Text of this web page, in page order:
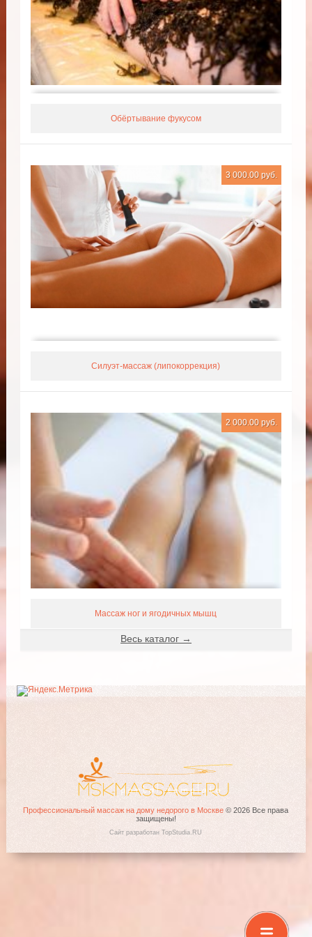
Обёртывание фукусом
Силуэт-массаж (липокоррекция)
3 000.00 руб.
Массаж ног и ягодичных мышц
2 000.00 руб.
Весь каталог →
Профессиональный маcсаж на дому недорого в Москве © 2026 Все права
защищены!
Сайт разработан TopStudia.RU